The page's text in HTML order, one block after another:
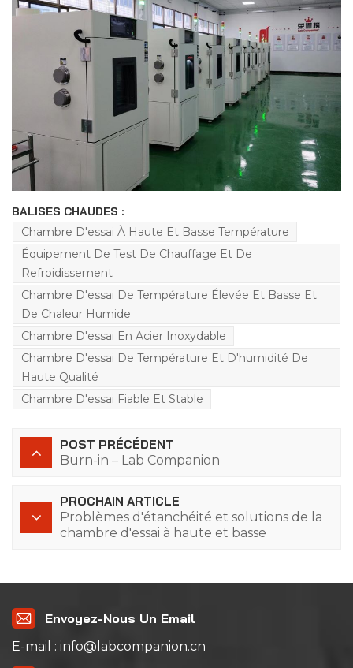
BALISES CHAUDES :
Chambre D'essai À Haute Et Basse Température
Équipement De Test De Chauffage Et De
Refroidissement
Chambre D'essai De Température Élevée Et Basse Et
De Chaleur Humide
Chambre D'essai En Acier Inoxydable
Chambre D'essai De Température Et D'humidité De
Haute Qualité
Chambre D'essai Fiable Et Stable
POST PRÉCÉDENT
Burn-in – Lab Companion
PROCHAIN ARTICLE
Problèmes d'étanchéité et solutions de la
chambre d'essai à haute et basse
Envoyez-Nous Un Email
E-mail : info@labcompanion.cn